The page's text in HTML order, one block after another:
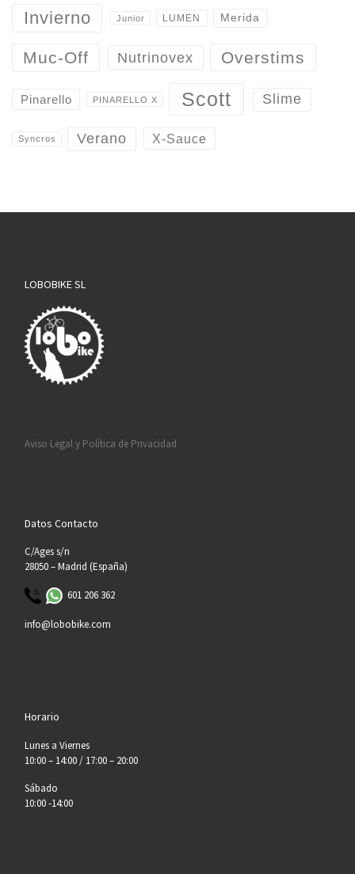
Invierno Junior LUMEN Merida
Muc-Off Nutrinovex Overstims
Pinarello PINARELLO X Scott Slime
Syncros Verano X-Sauce
LOBOBIKE SL
Aviso Legal y Política de Privacidad
Datos Contacto
C/Ages s/n
28050 – Madrid (España)
601 206 362
info@lobobike.com
Horario
Lunes a Viernes
10:00 – 14:00 / 17:00 – 20:00
Sábado
10:00 -14:00